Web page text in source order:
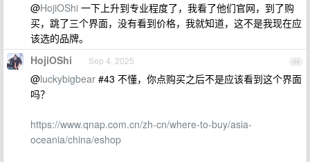
@HojiOShi 一下上升到专业程度了，我看了他们官网，到了购
买，跳了三个界面，没有看到价格，我就知道，这不是我现在应
该选的品牌。
44
HojiOShi Sep 4, 2025
@luckybigbear #43 不懂，你点购买之后不是应该看到这个界面
吗？
https://www.qnap.com.cn/zh-cn/where-to-buy/asia-
oceania/china/eshop